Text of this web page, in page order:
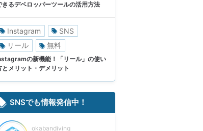
きるデベロッパーツールの活用方法
Instagram
SNS
リール
無料
の新機能！「リール」の使い
とメリット・デメリット
SNSでも情報発信中！
okabandiving